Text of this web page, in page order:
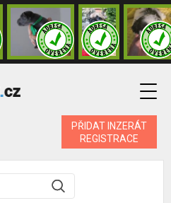
PŘIDAT INZERÁT
REGISTRACE